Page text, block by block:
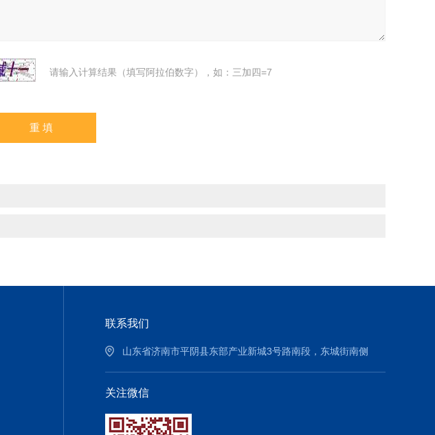
请输入计算结果（填写阿拉伯数字），如：三加四=7
联系我们
山东省济南市平阴县东部产业新城3号路南段，东城街南侧
关注微信